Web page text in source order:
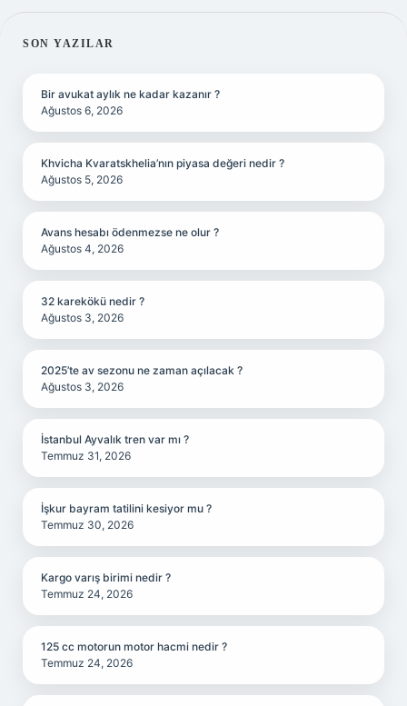
SIDEBAR
SON YAZILAR
Bir avukat aylık ne kadar kazanır ?
Ağustos 6, 2026
Khvicha Kvaratskhelia’nın piyasa değeri nedir ?
Ağustos 5, 2026
Avans hesabı ödenmezse ne olur ?
Ağustos 4, 2026
32 karekökü nedir ?
Ağustos 3, 2026
2025’te av sezonu ne zaman açılacak ?
Ağustos 3, 2026
İstanbul Ayvalık tren var mı ?
Temmuz 31, 2026
İşkur bayram tatilini kesiyor mu ?
Temmuz 30, 2026
Kargo varış birimi nedir ?
Temmuz 24, 2026
125 cc motorun motor hacmi nedir ?
Temmuz 24, 2026